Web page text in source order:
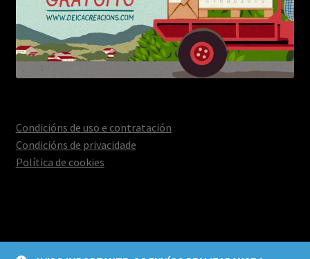
Condicións de uso e contratación
Condicións de privacidade
Política de cookies